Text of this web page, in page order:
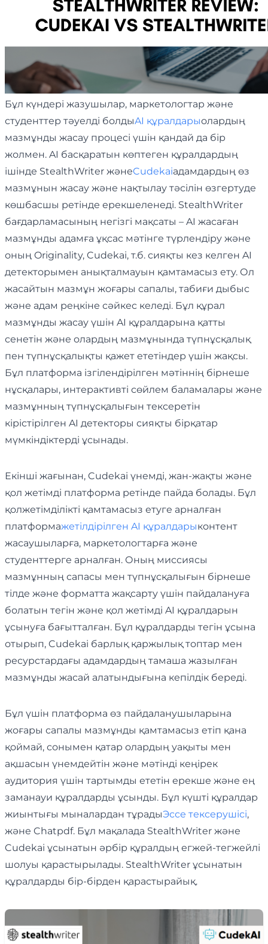
Бұл күндері жазушылар, маркетологтар және
студенттер тәуелді болдыAI құралдарыолардың
мазмұнды жасау процесі үшін қандай да бір
жолмен. AI басқаратын көптеген құралдардың
ішінде StealthWriter жәнеCudekaiадамдардың өз
мазмұнын жасау және нақтылау тәсілін өзгертуде
көшбасшы ретінде ерекшеленеді. StealthWriter
бағдарламасының негізгі мақсаты – AI жасаған
мазмұнды адамға ұқсас мәтінге түрлендіру және
оның Originality, Cudekai, т.б. сияқты кез келген AI
детекторымен анықталмауын қамтамасыз ету. Ол
жасайтын мазмұн жоғары сапалы, табиғи дыбыс
және адам реңкіне сәйкес келеді. Бұл құрал
мазмұнды жасау үшін AI құралдарына қатты
сенетін және олардың мазмұнында түпнұсқалық
пен түпнұсқалықты қажет ететіндер үшін жақсы.
Бұл платформа ізгілендірілген мәтіннің бірнеше
нұсқалары, интерактивті сөйлем баламалары және
мазмұнның түпнұсқалығын тексеретін
кірістірілген AI детекторы сияқты бірқатар
мүмкіндіктерді ұсынады.
Екінші жағынан, Cudekai үнемді, жан-жақты және
қол жетімді платформа ретінде пайда болады. Бұл
қолжетімділікті қамтамасыз етуге арналған
платформажетілдірілген AI құралдарыконтент
жасаушыларға, маркетологтарға және
студенттерге арналған. Оның миссиясы
мазмұнның сапасы мен түпнұсқалығын бірнеше
тілде және форматта жақсарту үшін пайдалануға
болатын тегін және қол жетімді AI құралдарын
ұсынуға бағытталған. Бұл құралдарды тегін ұсына
отырып, Cudekai барлық қаржылық топтар мен
ресурстардағы адамдардың тамаша жазылған
мазмұнды жасай алатындығына кепілдік береді.
Бұл үшін платформа өз пайдаланушыларына
жоғары сапалы мазмұнды қамтамасыз етіп қана
қоймай, сонымен қатар олардың уақыты мен
ақшасын үнемдейтін және мәтінді кеңірек
аудитория үшін тартымды ететін ерекше және ең
заманауи құралдарды ұсынды. Бұл күшті құралдар
жиынтығы мыналардан тұрадыЭссе тексерушісі,
және Chatpdf. Бұл мақалада StealthWriter және
Cudekai ұсынатын әрбір құралдың егжей-тегжейлі
шолуы қарастырылады. StealthWriter ұсынатын
құралдарды бір-бірден қарастырайық.